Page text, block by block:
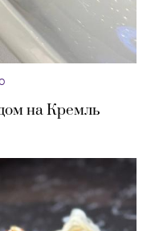
на Кремль